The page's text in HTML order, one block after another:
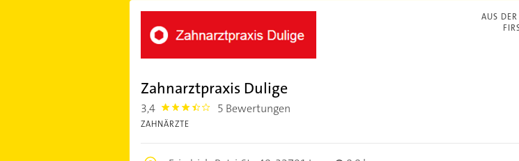
AUS
Zahnarztpraxis Dulige
3,4 3.4 5 Bewertungen
ZAHNÄRZTE